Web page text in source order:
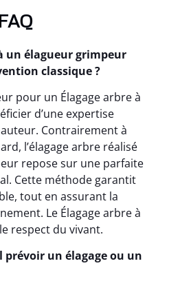
un élagueur grimpeur
classique ?
pour un Élagage arbre à
d’une expertise
Contrairement à
l’élagage arbre réalisé
repose sur une parfaite
Cette méthode garantit
tout en assurant la
Le Élagage arbre à
respect du vivant.
un élagage ou un